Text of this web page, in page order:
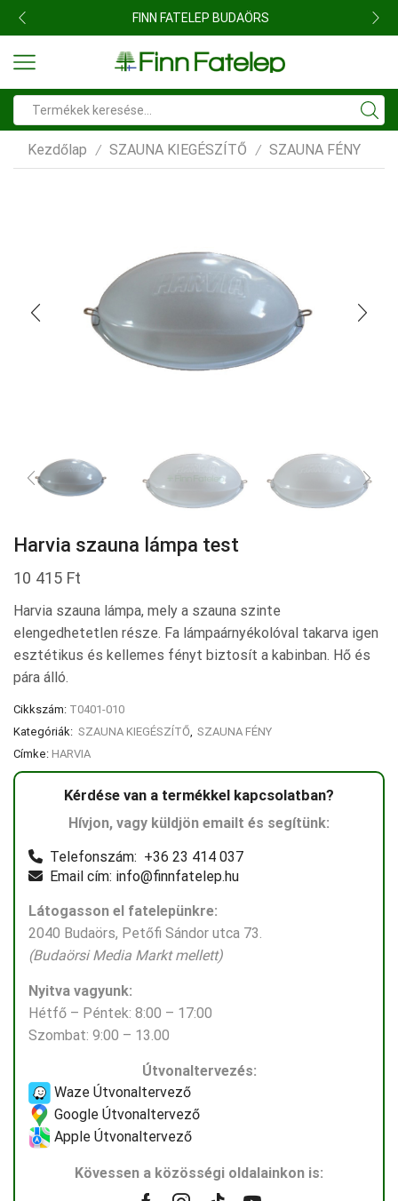
FINN FATELEP BUDAÖRS
input
Kezdőlap / SZAUNA KIEGÉSZÍTŐ / SZAUNA FÉNY
Harvia szauna lámpa test
10 415 Ft
Harvia szauna lámpa, mely a szauna szinte
elengedhetetlen része. Fa lámpaárnyékolóval takarva igen
esztétikus és kellemes fényt biztosít a kabinban. Hő és
pára álló.
Cikkszám: T0401-010
Kategóriák: SZAUNA KIEGÉSZÍTŐ, SZAUNA FÉNY
Címke: HARVIA
Kérdése van a termékkel kapcsolatban?
Hívjon, vagy küldjön emailt és segítünk:
Telefonszám: +36 23 414 037
Email cím: info@finnfatelep.hu
Látogasson el fatelepünkre:
2040 Budaörs, Petőfi Sándor utca 73.
(Budaörsi Media Markt mellett)
Nyitva vagyunk:
Hétfő – Péntek: 8:00 – 17:00
Szombat: 9:00 – 13.00
Útvonaltervezés:
Waze Útvonaltervező
Google Útvonaltervező
Apple Útvonaltervező
Kövessen a közösségi oldalainkon is: